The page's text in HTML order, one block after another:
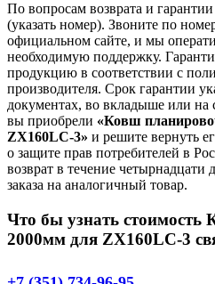
По вопросам возврата и
(указать номер). Звоните по
официальном сайте, и мы
необходимую поддержку.
продукцию в соответствии с
производителя. Срок гарантии
документах, во вкладыше или на
вы приобрели «Ковш
ZX160LC-3» и решите вернуть
о защите прав потребителей в
возврат в течение
заказа на аналогичный товар.
Что бы узнать
2000мм для ZX160LC-3